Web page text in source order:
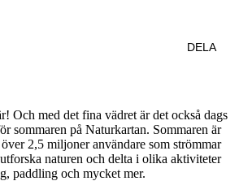
DELA
Och med det fina vädret är det också dags
sommaren på Naturkartan. Sommaren är
2,5 miljoner användare som strömmar
naturen och delta i olika aktiviteter
paddling och mycket mer.